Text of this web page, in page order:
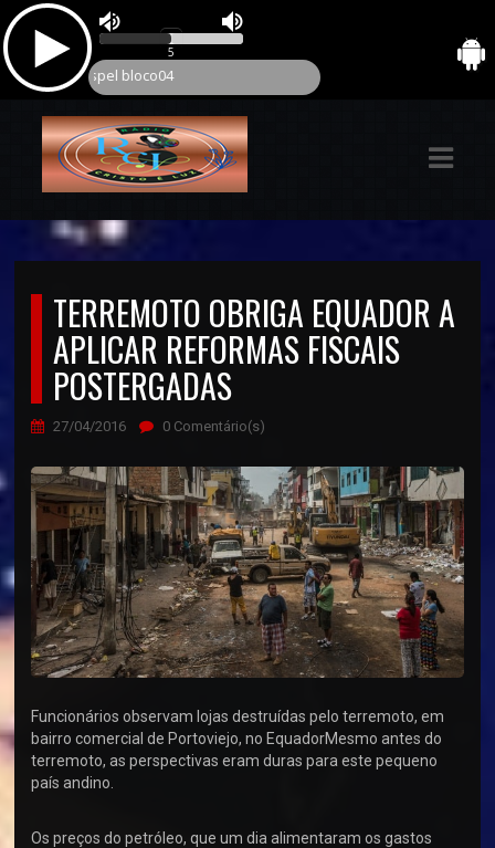
TERREMOTO OBRIGA EQUADOR A
APLICAR REFORMAS FISCAIS
POSTERGADAS
27/04/2016 0 Comentário(s)
Funcionários observam lojas destruídas pelo terremoto, em
bairro comercial de Portoviejo, no EquadorMesmo antes do
terremoto, as perspectivas eram duras para este pequeno
país andino.
Os preços do petróleo, que um dia alimentaram os gastos